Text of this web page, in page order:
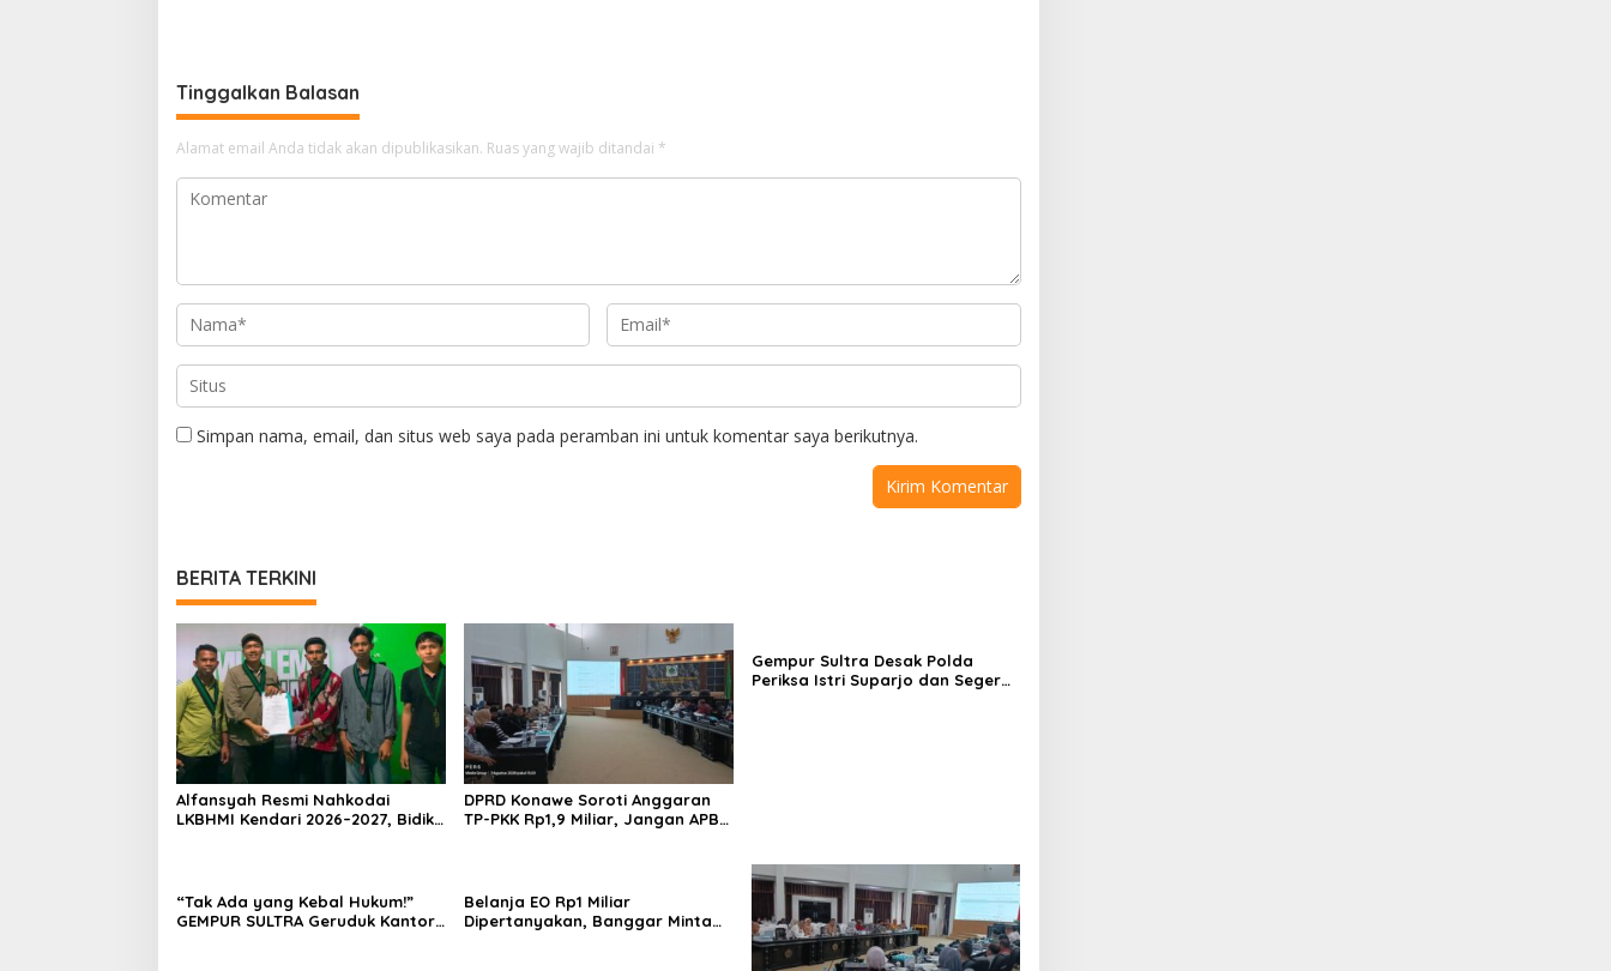
Tinggalkan Balasan
Alamat email Anda tidak akan dipublikasikan. Ruas yang wajib ditandai *
Simpan nama, email, dan situs web saya pada peramban ini untuk komentar saya berikutnya.
BERITA TERKINI
Alfansyah Resmi Nahkodai
LKBHMI Kendari 2026–2027, Bidik
DPRD Konawe Soroti Anggaran
TP-PKK Rp1,9 Miliar, Jangan APBD
Gempur Sultra Desak Polda
Periksa Istri Suparjo dan Segera
“Tak Ada yang Kebal Hukum!”
GEMPUR SULTRA Geruduk Kantor
Belanja EO Rp1 Miliar
Dipertanyakan, Banggar Minta